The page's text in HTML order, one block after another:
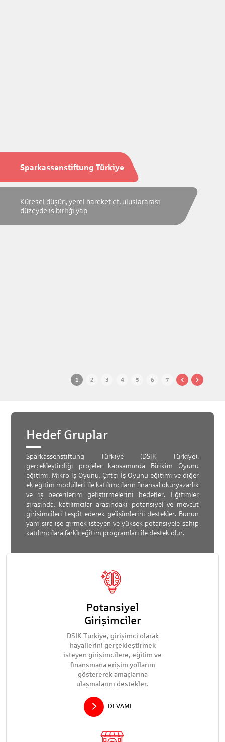
Sparkassenstiftung Türkiye
Küresel düşün, yerel hareket et, uluslararası
düzeyde iş birliği yap
1 2 3 4 5 6 7
Hedef Gruplar
Sparkassenstiftung Türkiye (DSIK Türkiye),
gerçekleştirdiği projeler kapsamında Birikim Oyunu
eğitimi, Mikro İş Oyunu, Çiftçi İş Oyunu eğitimi ve diğer
ek eğitim modülleri ile katılımcıların finansal okuryazarlık
ve iş becerilerini geliştirmelerini hedefler. Eğitimler
sırasında, katılımcılar arasındaki potansiyel ve mevcut
girişimcileri tespit ederek gelişimlerini destekler. Bunun
yanı sıra işe girmek isteyen ve yüksek potansiyele sahip
katılımcılara farklı eğitim programları ile destek olur.
Potansiyel
Girişimciler
DSIK Türkiye, girişimci olarak
hayallerini gerçekleştirmek
isteyen girişimcilere, eğitim ve
finansmana erişim yollarını
göstererek amaçlarına
ulaşmalarını destekler.
DEVAMI